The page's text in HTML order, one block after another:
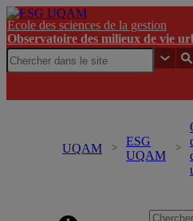
École des sciences de la gestion
Observatoire des milieux de vie
UQAM
ESG
UQAM